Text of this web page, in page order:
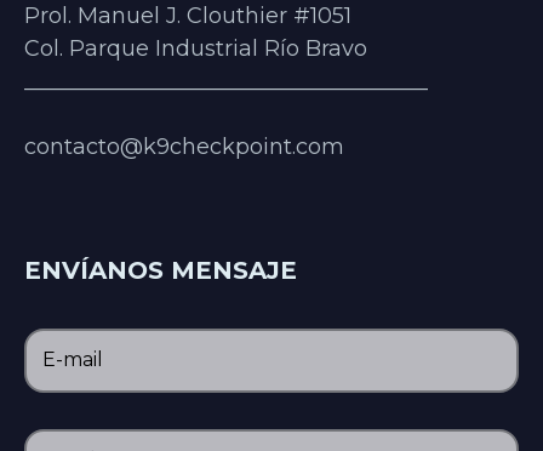
Prol. Manuel J. Clouthier #1051
Col. Parque Industrial Río Bravo
contacto@k9checkpoint.com
ENVÍANOS MENSAJE
E-mail